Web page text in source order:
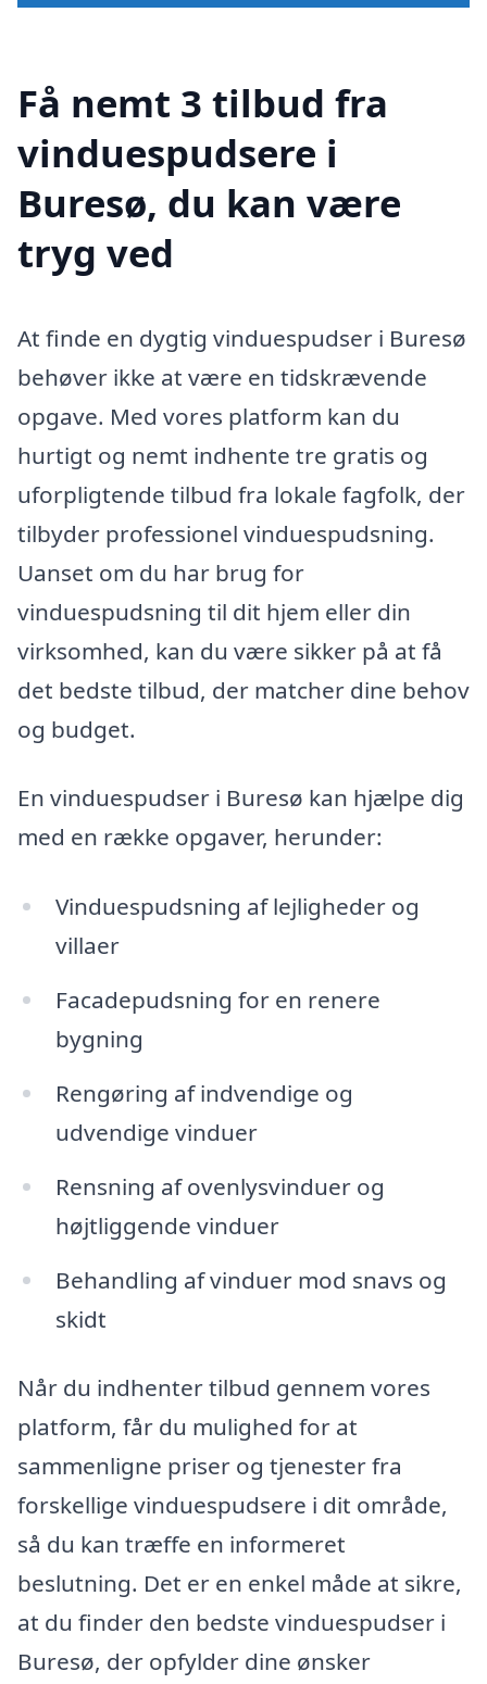
Få nemt 3 tilbud fra
vinduespudsere i
Buresø, du kan være
tryg ved
At finde en dygtig vinduespudser i Buresø
behøver ikke at være en tidskrævende
opgave. Med vores platform kan du
hurtigt og nemt indhente tre gratis og
uforpligtende tilbud fra lokale fagfolk, der
tilbyder professionel vinduespudsning.
Uanset om du har brug for
vinduespudsning til dit hjem eller din
virksomhed, kan du være sikker på at få
det bedste tilbud, der matcher dine behov
og budget.
En vinduespudser i Buresø kan hjælpe dig
med en række opgaver, herunder:
Vinduespudsning af lejligheder og
villaer
Facadepudsning for en renere
bygning
Rengøring af indvendige og
udvendige vinduer
Rensning af ovenlysvinduer og
højtliggende vinduer
Behandling af vinduer mod snavs og
skidt
Når du indhenter tilbud gennem vores
platform, får du mulighed for at
sammenligne priser og tjenester fra
forskellige vinduespudsere i dit område,
så du kan træffe en informeret
beslutning. Det er en enkel måde at sikre,
at du finder den bedste vinduespudser i
Buresø, der opfylder dine ønsker